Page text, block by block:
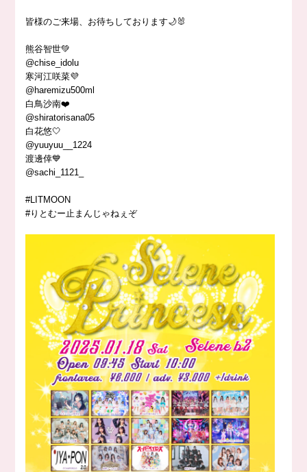
皆様のご来場、お待ちしております🌙🐰
熊谷智世💚
@chise_idolu
寒河江咲菜💜
@haremizu500ml
白鳥沙南❤️
@shiratorisana05
白花悠🤍
@yuuyuu__1224
渡邊倖💙
@sachi_1121_
#LITMOON
#りとむー止まんじゃねぇぞ